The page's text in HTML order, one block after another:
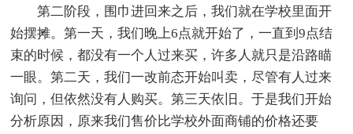
第二阶段，围巾进回来之后，我们就在学校里面开
始摆摊。第一天，我们晚上6点就开始了，一直到9点结
束的时候，都没有一个人过来买，许多人就只是沿路瞄
一眼。第二天，我们一改前态开始叫卖，尽管有人过来
询问，但依然没有人购买。第三天依旧。于是我们开始
分析原因，原来我们售价比学校外面商铺的价格还要